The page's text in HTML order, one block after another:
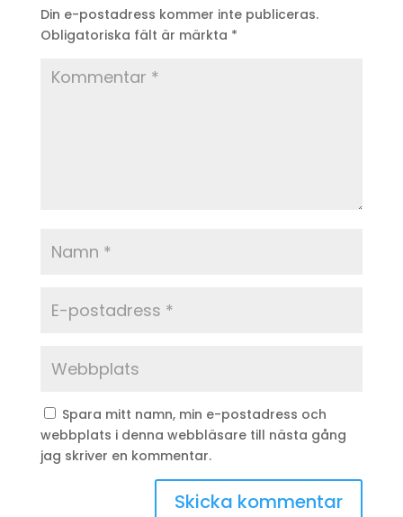
Din e-postadress kommer inte publiceras.
Obligatoriska fält är märkta *
Spara mitt namn, min e-postadress och
webbplats i denna webbläsare till nästa gång
jag skriver en kommentar.